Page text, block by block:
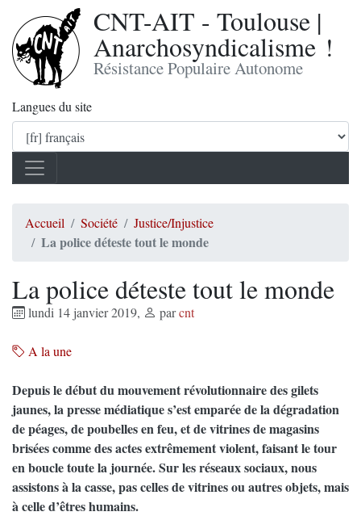
CNT-AIT - Toulouse |
Anarchosyndicalisme !
Résistance Populaire Autonome
Langues du site
Accueil Société Justice/Injustice
La police déteste tout le monde
La police déteste tout le monde
lundi 14 janvier 2019, parcnt
A la une
Depuis le début du mouvement révolutionnaire des gilets
jaunes, la presse médiatique s’est emparée de la dégradation
de péages, de poubelles en feu, et de vitrines de magasins
brisées comme des actes extrêmement violent, faisant le tour
en boucle toute la journée. Sur les réseaux sociaux, nous
assistons à la casse, pas celles de vitrines ou autres objets, mais
à celle d’êtres humains.